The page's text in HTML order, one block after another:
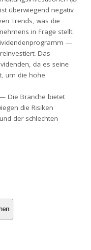
überwiegend negativ
Trends, was die
in Frage stellt.
—
Das
da es seine
um die hohe
Die Branche bietet
die Risiken
der schlechten